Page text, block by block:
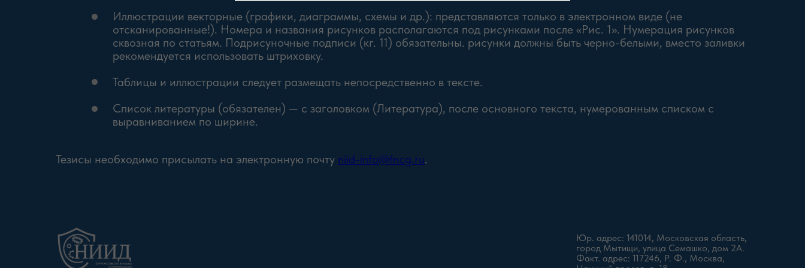
Иллюстрации векторные (графики, диаграммы, схемы и др.): представляются только в электронном виде (не
отсканированные!). Номера и названия рисунков располагаются под рисунками после «Рис. 1». Нумерация рисунков
сквозная по статьям. Подрисуночные подписи (кг. 11) обязательны. рисунки должны быть черно-белыми, вместо заливки
рекомендуется использовать штриховку.
Таблицы и иллюстрации следует размещать непосредственно в тексте.
Список литературы (обязателен) — с заголовком (Литература), после основного текста, нумерованным списком с
выравниванием по ширине.
Тезисы необходимо присылать на электронную почту niid-info@fncg.ru.
Юр. адрес: 141014, Московская область,
город Мытищи, улица Семашко, дом 2А.
Факт. адрес: 117246, Р. Ф., Москва,